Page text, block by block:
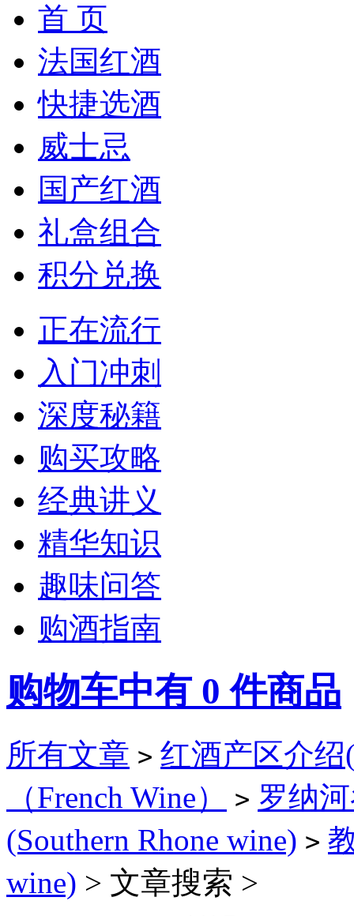
首 页
法国红酒
快捷选酒
威士忌
国产红酒
礼盒组合
积分兑换
正在流行
入门冲刺
深度秘籍
购买攻略
经典讲义
精华知识
趣味问答
购酒指南
购物车中有 0 件商品
所有文章 > 红酒产区介绍
（French Wine）
> 罗纳
(Southern Rhone wine) >
wine) > 文章搜索 >